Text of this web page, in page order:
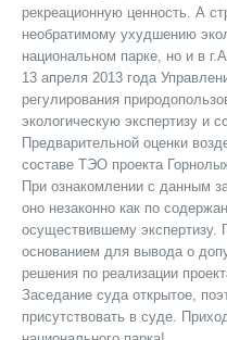
рекреационную ценность. А
необратимому ухудшению
национальном парке, но и в
13 апреля 2013 года
регулирования
экологическую экспертизу и
Предварительной оценки
составе ТЭО проекта
При ознакомлении с данным
оно незаконно как по
осуществившему экспертизу.
основанием для вывода о
решения по реализации
Заседание суда открытое,
присутствовать в суде.